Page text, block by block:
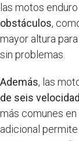
las motos
obstáculos,
mayor altura
sin problemas.
Además, las
de seis
más comunes
adicional